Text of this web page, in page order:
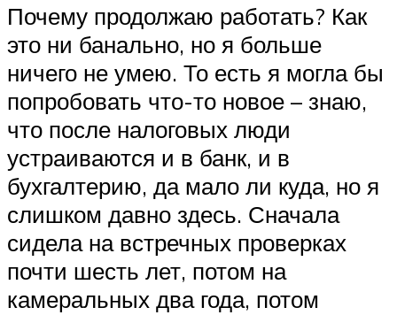
Почему продолжаю работать? Как
это ни банально, но я больше
ничего не умею. То есть я могла бы
попробовать что-то новое – знаю,
что после налоговых люди
устраиваются и в банк, и в
бухгалтерию, да мало ли куда, но я
слишком давно здесь. Сначала
сидела на встречных проверках
почти шесть лет, потом на
камеральных два года, потом